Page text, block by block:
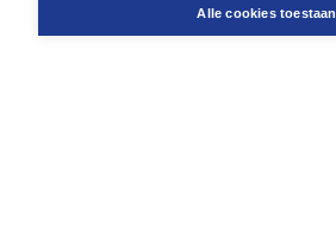
Alle cookies toestaan